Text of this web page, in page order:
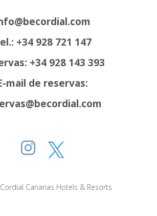
+34 928 721 147
+34 928 143 393
mail de reservas:
Canarias Hotels & Resorts